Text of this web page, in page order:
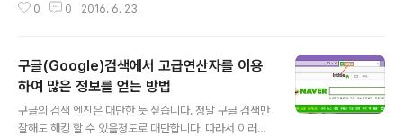
L 체크하고 아래와 같이 입력합니다. .... 소스코드 .... 실행
ush aliases를 사용할 언어에 넣으시고 소스코드를 넣으
시면 됩니다. Brush name Brush aliases ActionScri
pt3 as3, actionscript3 Bash/shell bash, shell Col
dFusion cf, coldfusion C# c-shar..
0 0 2016. 6. 23.
구글(Google)검색에서 고급연산자를 이용
하여 많은 정보를 얻는 방법
구글의 검색 엔진은 대단한 듯 싶습니다. 정말 구글 검색만
잘해도 해킹 할 수 있을정도로 대단합니다. 따라서 이러한